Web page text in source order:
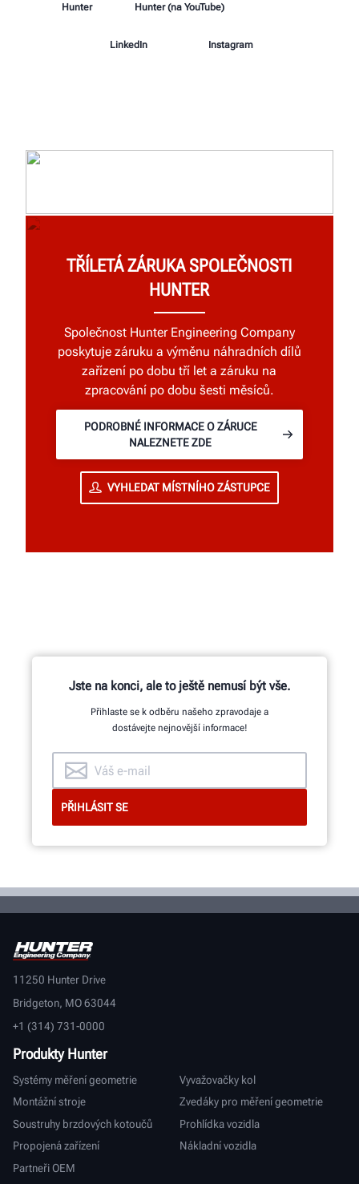
Hunter
Hunter (na YouTube)
LinkedIn Instagram
TŘÍLETÁ ZÁRUKA SPOLEČNOSTI
HUNTER
Společnost Hunter Engineering Company
poskytuje záruku a výměnu náhradních dílů
zařízení po dobu tří let a záruku na
zpracování po dobu šesti měsíců.
PODROBNÉ INFORMACE O ZÁRUCE
NALEZNETE ZDE
VYHLEDAT MÍSTNÍHO ZÁSTUPCE
Jste na konci, ale to ještě nemusí být vše.
Přihlaste se k odběru našeho zpravodaje a
dostávejte nejnovější informace!
11250 Hunter Drive
Bridgeton, MO 63044
+1 (314) 731-0000
Produkty Hunter
Systémy měření geometrie
Vyvažovačky kol
Montážní stroje
Zvedáky pro měření geometrie
Soustruhy brzdových kotoučů
Prohlídka vozidla
Propojená zařízení
Nákladní vozidla
Partneři OEM